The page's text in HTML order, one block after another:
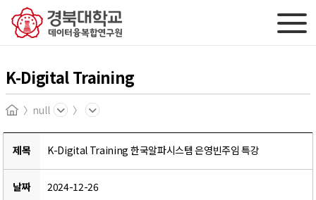
K-Digital Training
Homenull
제목 K-Digital Training 한국알파시스템 은영빈주임 특강
날짜 2024-12-26